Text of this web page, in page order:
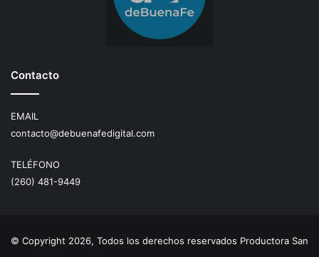
Contacto
EMAIL
contacto@debuenafedigital.com
TELÉFONO
(260) 481-9449
© Copyright 2026, Todos los derechos reservados Productora San